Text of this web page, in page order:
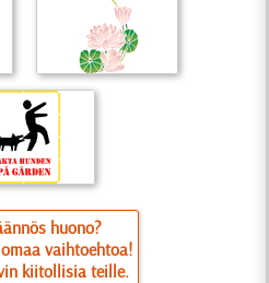
huono?
vaihtoehtoa!
kiitollisia teille.